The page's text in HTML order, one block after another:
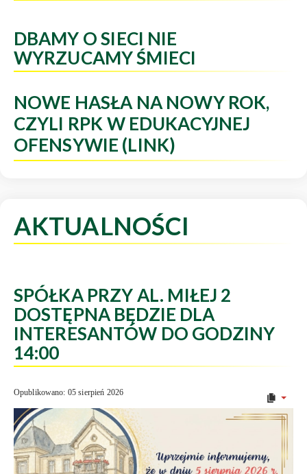
DBAMY O SIECI NIE
WYRZUCAMY ŚMIECI
NOWE HASŁA NA NOWY ROK,
CZYLI RPK W EDUKACYJNEJ
OFENSYWIE (LINK)
AKTUALNOŚCI
SPÓŁKA PRZY AL. MIŁEJ 2
DOSTĘPNA BĘDZIE DLA
INTERESANTÓW DO GODZINY
14:00
Opublikowano: 05 sierpień 2026